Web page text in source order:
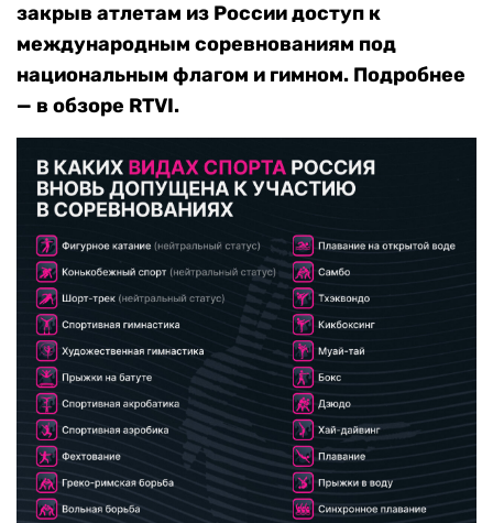
закрыв атлетам из России доступ к
международным соревнованиям под
национальным флагом и гимном. Подробнее
— в обзоре RTVI.